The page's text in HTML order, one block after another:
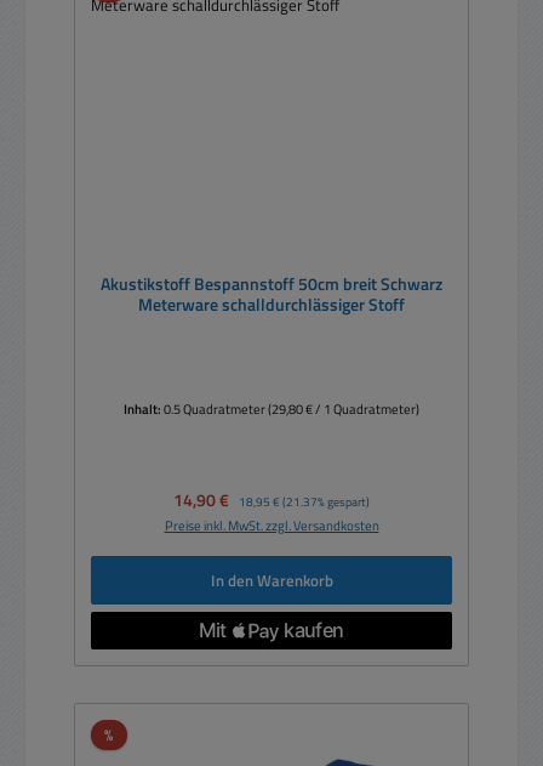
Akustikstoff Bespannstoff 50cm breit Schwarz
Meterware schalldurchlässiger Stoff
Inhalt:0.5 Quadratmeter(29,80 € / 1 Quadratmeter)
Verkaufspreis:
14,90 € Regulärer Preis:
18,95 € (21.37% gespart)
Preise inkl. MwSt. zzgl. Versandkosten
In den Warenkorb
%Rabatt